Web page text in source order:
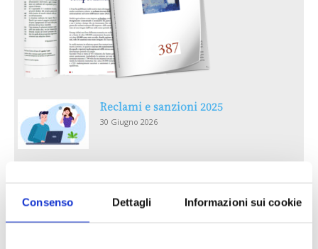
Consenso Dettagli Informazioni sui cookie
Reclami e sanzioni 2025
30 Giugno 2026
30 Giugno 2026